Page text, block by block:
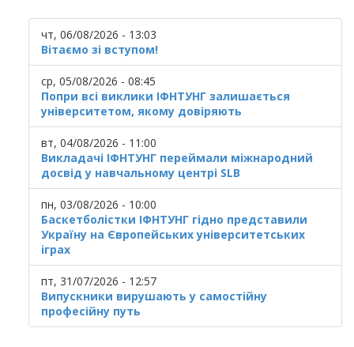
чт, 06/08/2026 - 13:03
Вітаємо зі вступом!
ср, 05/08/2026 - 08:45
Попри всі виклики ІФНТУНГ залишається
університетом, якому довіряють
вт, 04/08/2026 - 11:00
Викладачі ІФНТУНГ переймали міжнародний
досвід у навчальному центрі SLB
пн, 03/08/2026 - 10:00
Баскетболістки ІФНТУНГ гідно представили
Україну на Європейських університетських
іграх
пт, 31/07/2026 - 12:57
Випускники вирушають у самостійну
професійну путь